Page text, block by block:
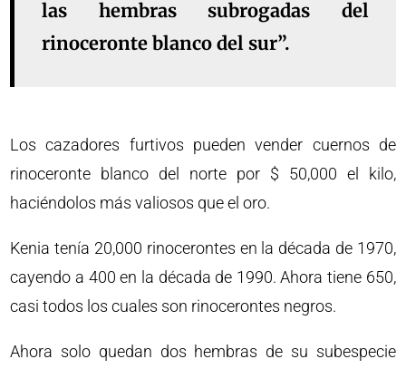
las hembras subrogadas del
rinoceronte blanco del sur”.
Los cazadores furtivos pueden vender cuernos de
rinoceronte blanco del norte por $ 50,000 el kilo,
haciéndolos más valiosos que el oro.
Kenia tenía 20,000 rinocerontes en la década de 1970,
cayendo a 400 en la década de 1990. Ahora tiene 650,
casi todos los cuales son rinocerontes negros.
Ahora solo quedan dos hembras de su subespecie